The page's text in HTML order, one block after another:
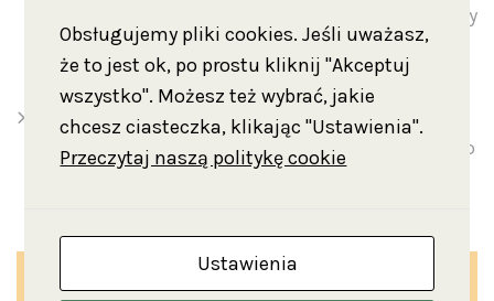
ozdoby. Możliwość wykonania niewielkiej ozdoby
z rogu lub kości przez nielicznych turystów pod
okiem rzemieślnika.
Średniowieczne skryptorium – Kaligrafowanie
gęsim piórem. Ciekawostki ze średniowiecznego
Obsługujemy pliki cookies. Jeśli uważasz,
że to jest ok, po prostu kliknij "Akceptuj
wszystko". Możesz też wybrać, jakie
chcesz ciasteczka, klikając "Ustawienia".
Przeczytaj naszą politykę cookie
Ustawienia